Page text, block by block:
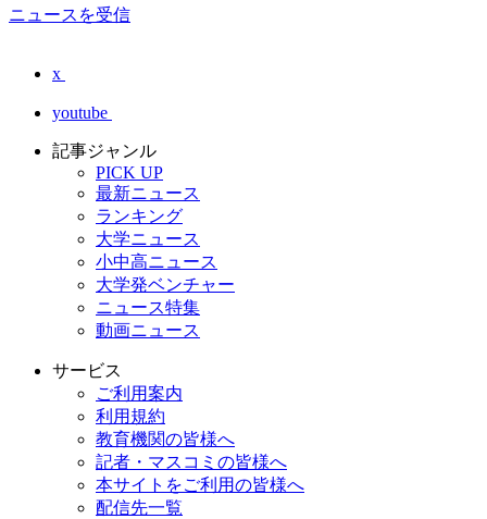
ニュースを受信
x
youtube
記事ジャンル
PICK UP
最新ニュース
ランキング
大学ニュース
小中高ニュース
大学発ベンチャー
ニュース特集
動画ニュース
サービス
ご利用案内
利用規約
教育機関の皆様へ
記者・マスコミの皆様へ
本サイトをご利用の皆様へ
配信先一覧